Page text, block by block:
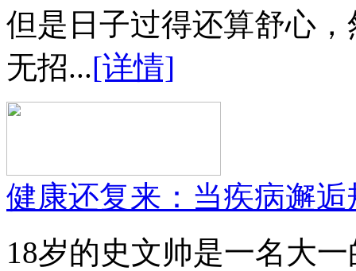
但是日子过得还算舒心
无招...[详情]
健康还复来：当疾病邂
18岁的史文帅是一名大